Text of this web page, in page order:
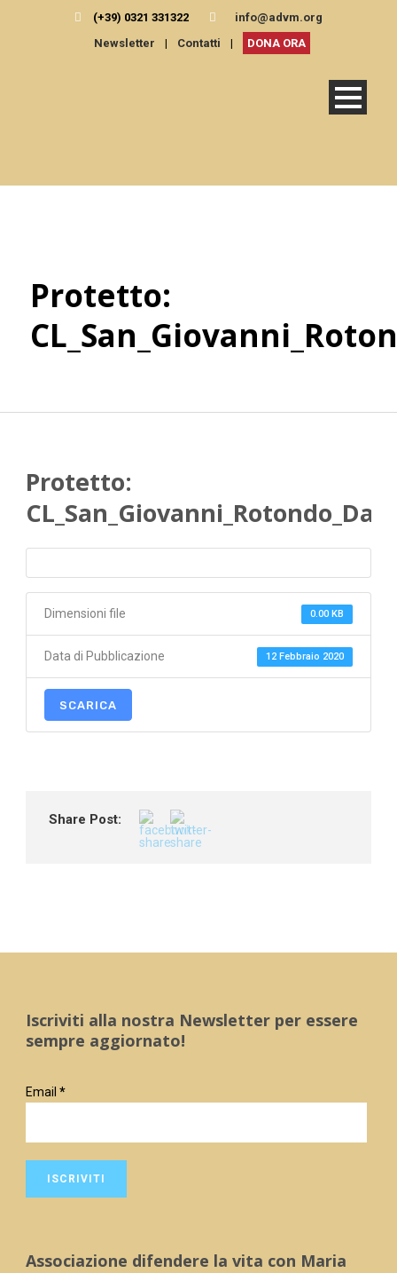
(+39) 0321 331322
info@advm.org
Newsletter
| Contatti | DONA ORA
Protetto:
Protetto:
CL_San_Giovanni_Rotondo_Dati
Dimensioni file 0.00 KB
Data di Pubblicazione 12 Febbraio 2020
SCARICA
Share Post:
Iscriviti alla nostra Newsletter per essere
sempre aggiornato!
Email *
Associazione difendere la vita con Maria